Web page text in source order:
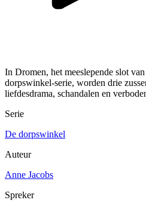
In Dromen, het meeslepende slot
dorpswinkel-serie, worden drie
liefdesdrama, schandalen en
Serie
De dorpswinkel
Auteur
Anne Jacobs
Spreker